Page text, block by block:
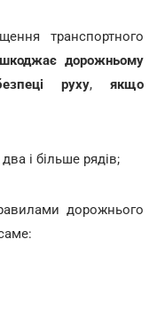
транспортного
дорожньому
руху,якщо
і більше рядів;
дорожнього